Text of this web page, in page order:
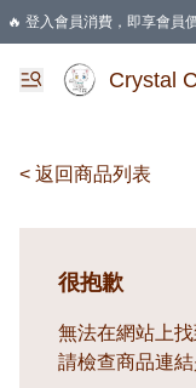
🔥 登入會員消費，即享會員
🛍️ 購物滿HKD 400 即享免運
Crystal
< 返回商品列表
很抱歉
無法在網站上
請檢查商品連結